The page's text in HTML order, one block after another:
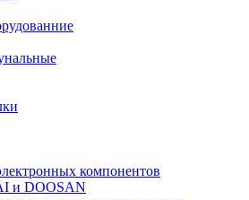
компонентов
и DOOSAN